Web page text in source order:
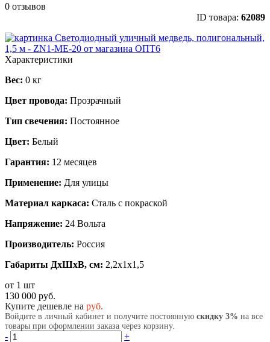
0 отзывов
ID товара: 62089
Характеристики
Вес: 0 кг
Цвет провода: Прозрачный
Тип свечения: Постоянное
Цвет: Белый
Гарантия: 12 месяцев
Применение: Для улицы
Материал каркаса: Сталь с покраской
Напряжение: 24 Вольта
Производитель: Россия
Габариты ДхШхВ, см: 2,2x1x1,5
от 1 шт
130 000 руб.
Купите дешевле на руб.
Войдите в личный кабинет и получите постоянную скидку 3% на все
товары при оформлении заказа через корзину.
-
+